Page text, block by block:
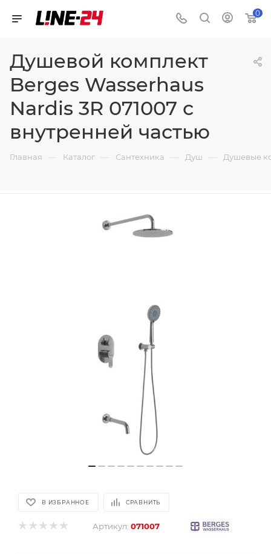
0
Душевой комплект
Berges Wasserhaus
Nardis 3R 071007 с
внутренней частью
Главная — Каталог — Сантехника — Душ — Душевые
В ИЗБРАННОЕ СРАВНИТЬ
Артикул: 071007